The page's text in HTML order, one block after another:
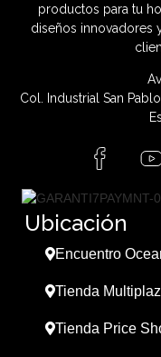
productos para tu
diseños innovadores
Col. Industrial San
Ubicación
Encuentro
Tienda
Tienda Price